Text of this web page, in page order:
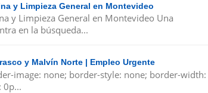
y Limpieza General en Montevideo
y Limpieza General en Montevideo Una
en la búsqueda...
y Malvín Norte | Empleo Urgente
image: none; border-style: none; border-width:
0p...